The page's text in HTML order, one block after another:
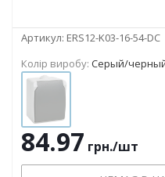
Артикул: ERS12-K03-16-54-DC
Колір виробу: Серый/
84.97 грн./шт